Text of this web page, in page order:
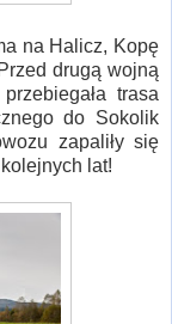
na Halicz, Kopę
drugą wojną
trasa
do Sokolik
zapaliły się
lat!